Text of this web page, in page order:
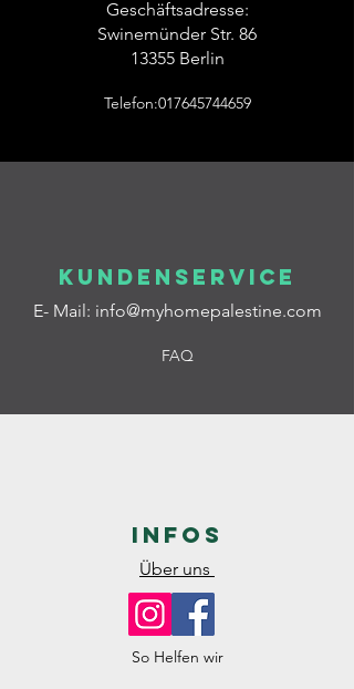
Geschäftsadresse:
Swinemünder Str. 86
13355 Berlin
Telefon:017645744659
Kundenservice
E- Mail: info@myhomepalestine.com
FAQ
Infos
Über uns
So Helfen wir